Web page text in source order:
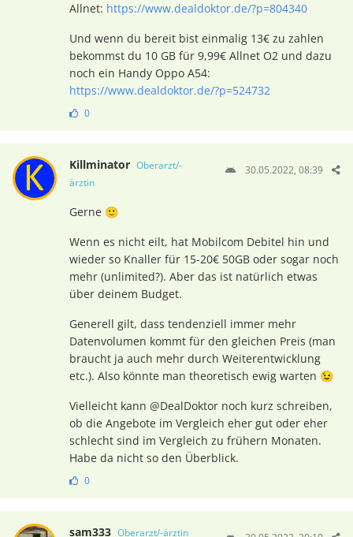
Allnet: https://www.dealdoktor.de/?p=804340
Und wenn du bereit bist einmalig 13€ zu zahlen
bekommst du 10 GB für 9,99€ Allnet O2 und dazu
noch ein Handy Oppo A54:
https://www.dealdoktor.de/?p=524732
0
Killminator Oberarzt/-
ärztin
30.05.2022, 08:39
Gerne 🙂
Wenn es nicht eilt, hat Mobilcom Debitel hin und
wieder so Knaller für 15-20€ 50GB oder sogar noch
mehr (unlimited?). Aber das ist natürlich etwas
über deinem Budget.
Generell gilt, dass tendenziell immer mehr
Datenvolumen kommt für den gleichen Preis (man
braucht ja auch mehr durch Weiterentwicklung
etc.). Also könnte man theoretisch ewig warten 😉
Vielleicht kann @DealDoktor noch kurz schreiben,
ob die Angebote im Vergleich eher gut oder eher
schlecht sind im Vergleich zu frühern Monaten.
Habe da nicht so den Überblick.
0
sam333 Oberarzt/-ärztin